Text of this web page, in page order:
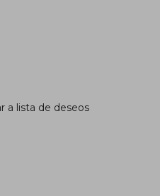
a lista de deseos